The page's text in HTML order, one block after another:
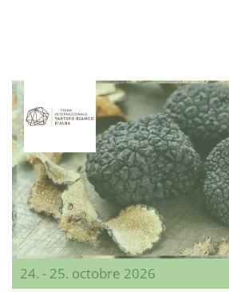
24. - 25. octobre 2026